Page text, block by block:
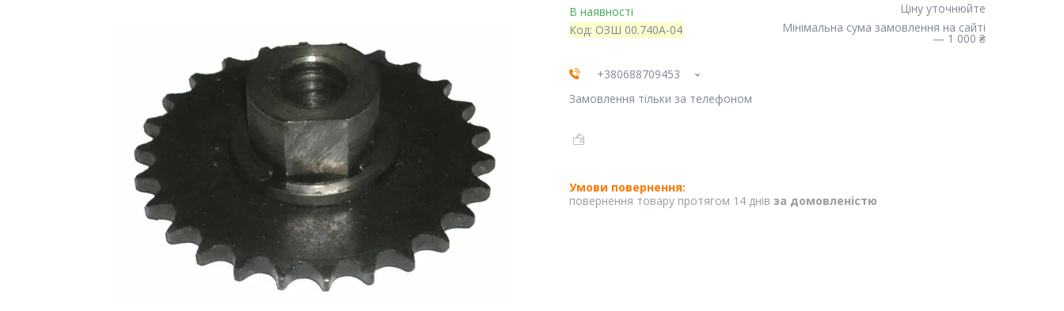
В наявності
Код: ОЗШ 00.740А-04
Ціну уточнюйте
Мінімальна сума замовлення на сайті
— 1 000 ₴
+380688709453
Замовлення тільки за телефоном
повернення товару протягом 14 днів за домовленістю